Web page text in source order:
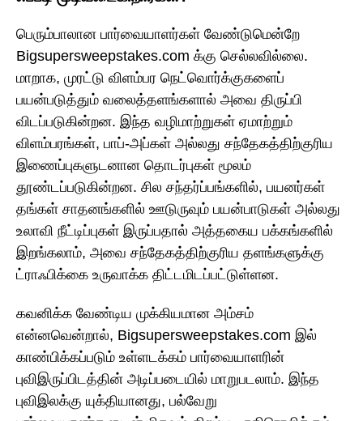
பெரும்பாலான பார்வையாளர்கள் வேண்டுமென்றே
Bigsupersweepstakes.com க்கு செல்லவில்லை.
மாறாக, முரட்டு விளம்பர நெட்வொர்க்குகளைப்
பயன்படுத்தும் வலைத்தளங்களால் அவை திருப்பி
விடப்படுகின்றன. இந்த வழிமாற்றுகள் ஏமாற்றும்
விளம்பரங்கள், பாப்-அப்கள் அல்லது சந்தேகத்திற்குரிய
இணைப்புகளுடனான தொடர்புகள் மூலம்
தூண்டப்படுகின்றன. சில சந்தர்ப்பங்களில், பயனர்கள்
தங்கள் சாதனங்களில் ஊடுருவும் பயன்பாடுகள் அல்லது
உலாவி நீட்டிப்புகள் இருப்பதால் அத்தகைய பக்கங்களில்
இறங்கலாம், அவை சந்தேகத்திற்குரிய தளங்களுக்கு
ட்ராஃபிக்கை உருவாக்க திட்டமிடப்பட்டுள்ளன.
கவனிக்க வேண்டிய முக்கியமான அம்சம்
என்னவென்றால், Bigsupersweepstakes.com இல்
காண்பிக்கப்படும் உள்ளடக்கம் பார்வையாளரின்
புவிஇருப்பிடத்தின் அடிப்படையில் மாறுபடலாம். இந்த
புவிஇலக்கு யுக்தியானது, பல்வேறு